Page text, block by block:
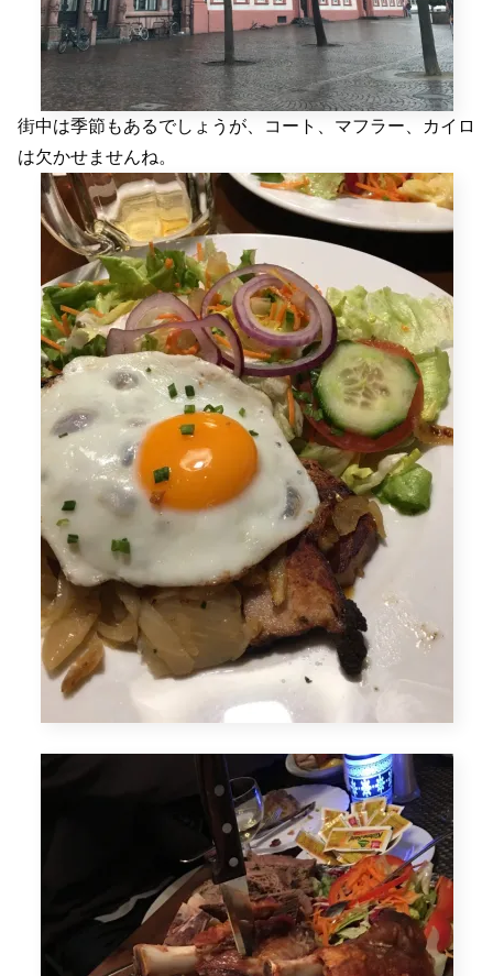
街中は季節もあるでしょうが、コート、マフラー、カイロ
は欠かせませんね。